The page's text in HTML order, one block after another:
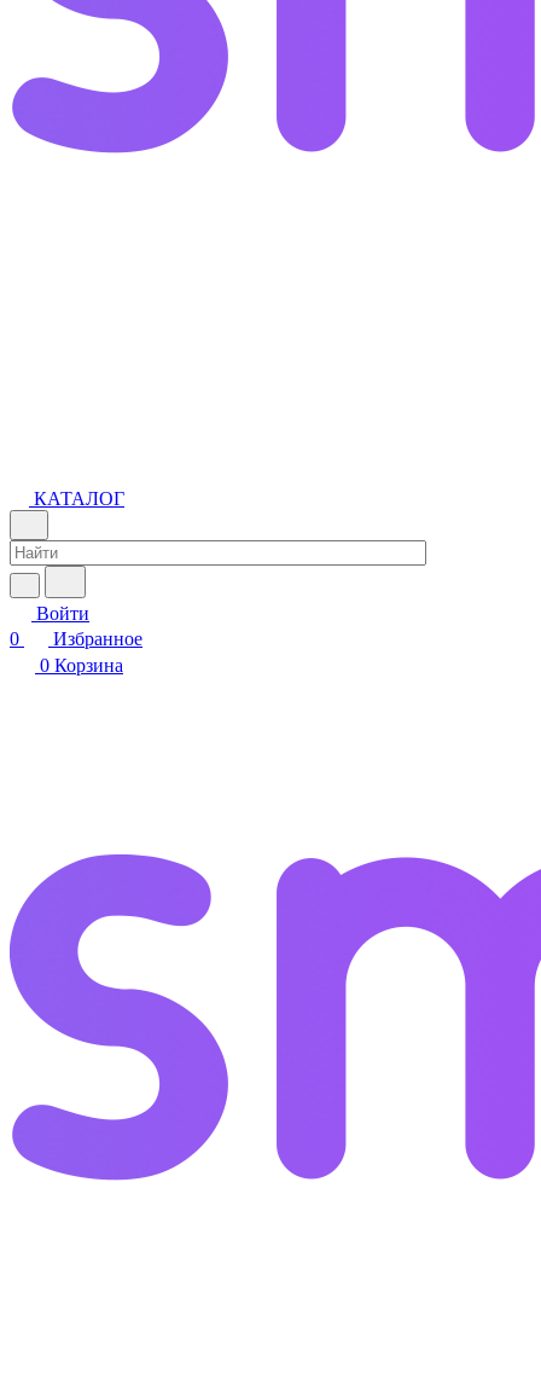
КАТАЛОГ
Войти
0
Избранное
0 Корзина